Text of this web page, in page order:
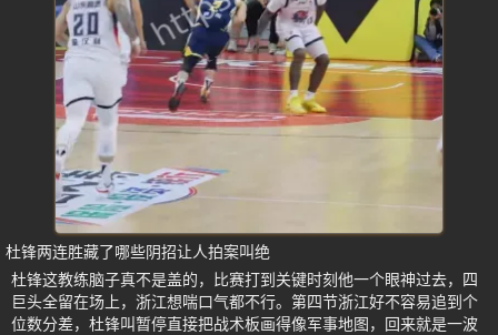
杜锋两连胜藏了哪些阴招让人拍案叫绝
杜锋这教练脑子真不是盖的，比赛打到关键时刻他一个眼神过去，四
巨头全留在场上，浙江想喘口气都不行。第四节浙江好不容易追到个
位数分差，杜锋叫暂停直接把战术板画得像军事地图，回来就是一波